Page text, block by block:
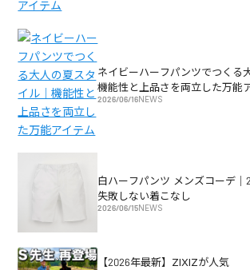
ネイビーハーフパンツでつくる
機能性と上品さを両立した万能
2026/06/16NEWS
白ハーフパンツ メンズコーデ｜
失敗しない着こなし
2026/06/15NEWS
【2026年最新】ZIXIZが人気